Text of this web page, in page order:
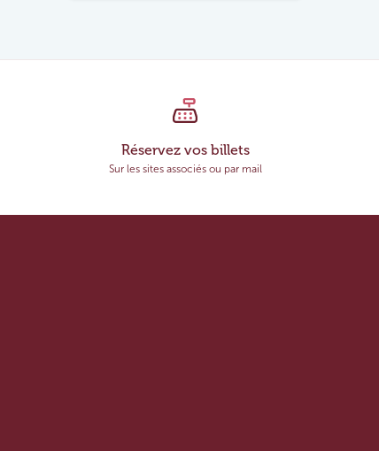
Réservez vos billets
Sur les sites associés ou par mail